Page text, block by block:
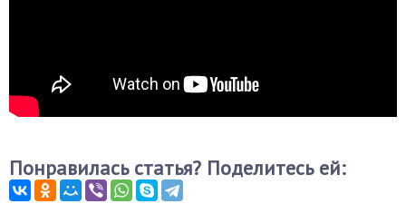
Понравилась статья? Поделитесь ей: